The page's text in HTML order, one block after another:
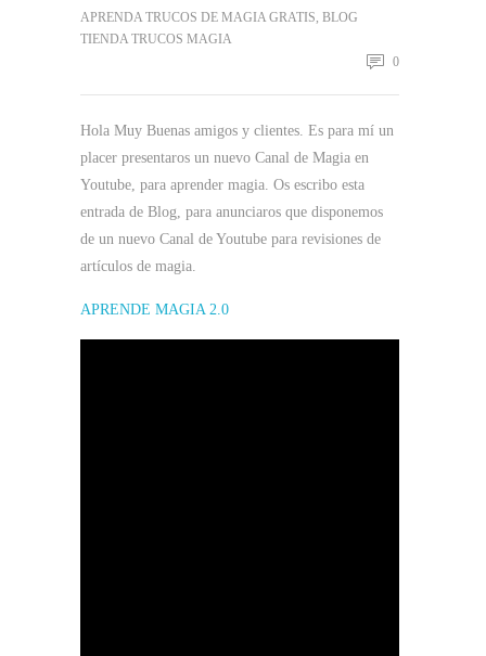
APRENDA TRUCOS DE MAGIA GRATIS, BLOG
TIENDA TRUCOS MAGIA
0
Hola Muy Buenas amigos y clientes. Es para mí un
placer presentaros un nuevo Canal de Magia en
Youtube, para aprender magia. Os escribo esta
entrada de Blog, para anunciaros que disponemos
de un nuevo Canal de Youtube para revisiones de
artículos de magia.
APRENDE MAGIA 2.0